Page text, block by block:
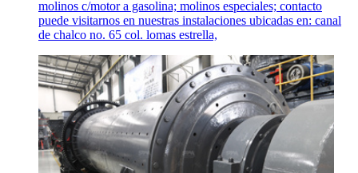
molinos c/motor a gasolina; molinos especiales; contacto
puede visitarnos en nuestras instalaciones ubicadas en: canal
de chalco no. 65 col. lomas estrella,